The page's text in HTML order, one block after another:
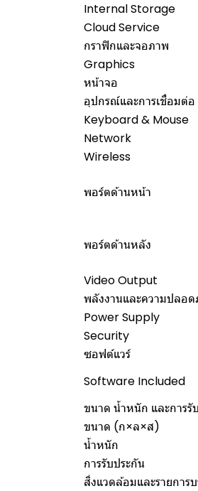
Internal Storage
Cloud Service
กราฟิกและจอภาพ
Graphics
หน้าจอ
อุปกรณ์และการเชื่อมต่อ
Keyboard & Mouse
Network
Wireless
พอร์ตด้านหน้า
พอร์ตด้านหลัง
Video Output
พลังงานและความปลอด
Power Supply
Security
ซอฟต์แวร์
Software Included
ขนาด น้ำหนัก และการรั
ขนาด (ก×ล×ส)
น้ำหนัก
การรับประกัน
สิ่งแวดล้อมและรายการบ